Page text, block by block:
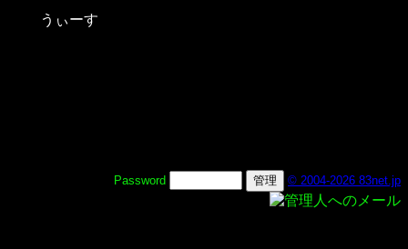
うぃーす
Password © 2004-2026 83net.jp